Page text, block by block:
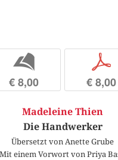
b
€ 8,00
p
€ 8,00
Madeleine Thien
Die Handwerker
Übersetzt von Anette Grube
Mit einem Vorwort von Priya